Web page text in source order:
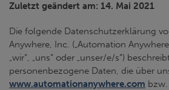
Zuletzt geändert am: 14. Mai 2021
Die folgende Datenschutzerklärung
Anywhere, Inc. („Automation
„wir“, „uns“ oder „unser/e/s“)
personenbezogene Daten, die über
www.automationanywhere.com